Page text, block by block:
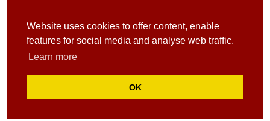
Website uses cookies to offer content, enable
features for social media and analyse web traffic.
Learn more
OK